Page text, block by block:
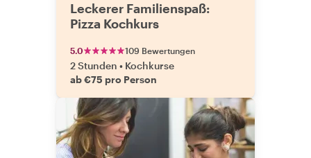
Leckerer Familienspaß:
Pizza Kochkurs
5.0 109 Bewertungen
2 Stunden • Kochkurse
ab €75 pro Person